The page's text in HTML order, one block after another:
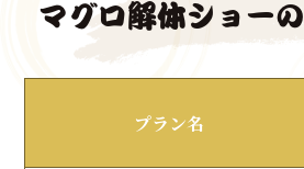
マグロ解体ショーの
プラン名